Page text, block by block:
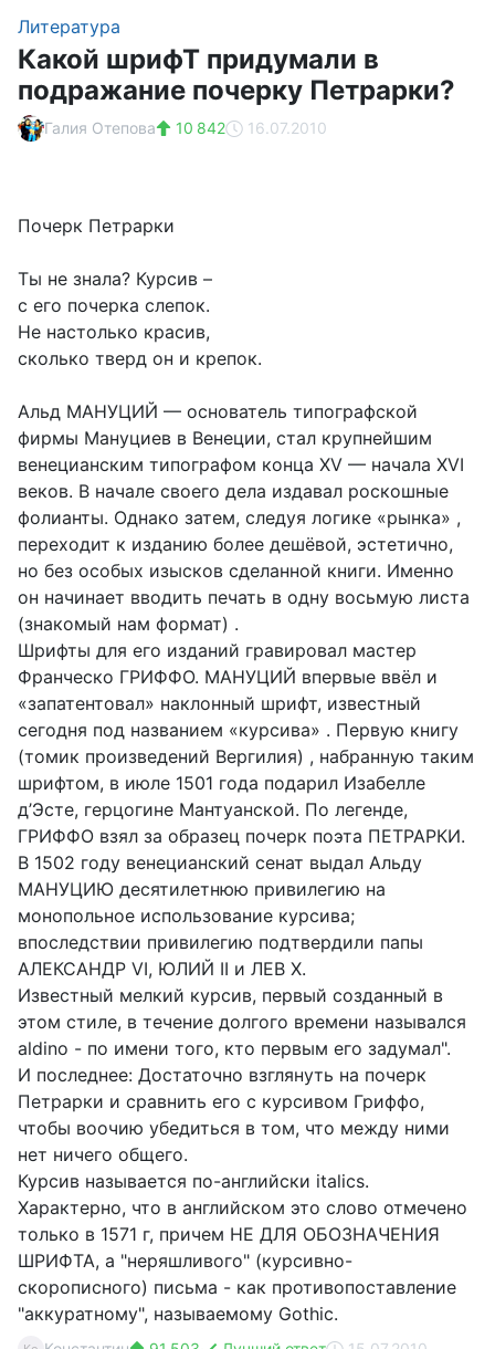
Литература
Какой шрифТ придумали в
подражание почерку Петрарки?
Галия Отепова 10 842 16.07.2010
Почерк Петрарки
Ты не знала? Курсив –
с его почерка слепок.
Не настолько красив,
сколько тверд он и крепок.
Альд МАНУЦИЙ — основатель типографской
фирмы Мануциев в Венеции, стал крупнейшим
венецианским типографом конца XV — начала XVI
веков. В начале своего дела издавал роскошные
фолианты. Однако затем, следуя логике «рынка» ,
переходит к изданию более дешёвой, эстетично,
но без особых изысков сделанной книги. Именно
он начинает вводить печать в одну восьмую листа
(знакомый нам формат) .
Шрифты для его изданий гравировал мастер
Франческо ГРИФФО. МАНУЦИЙ впервые ввёл и
«запатентовал» наклонный шрифт, известный
сегодня под названием «курсива» . Первую книгу
(томик произведений Вергилия) , набранную таким
шрифтом, в июле 1501 года подарил Изабелле
д’Эсте, герцогине Мантуанской. По легенде,
ГРИФФО взял за образец почерк поэта ПЕТРАРКИ.
В 1502 году венецианский сенат выдал Альду
МАНУЦИЮ десятилетнюю привилегию на
монопольное использование курсива;
впоследствии привилегию подтвердили папы
АЛЕКСАНДР VI, ЮЛИЙ II и ЛЕВ X.
Известный мелкий курсив, первый созданный в
этом стиле, в течение долгого времени назывался
aldino - по имени того, кто первым его задумал".
И последнее: Достаточно взглянуть на почерк
Петрарки и сравнить его с курсивом Гриффо,
чтобы воочию убедиться в том, что между ними
нет ничего общего.
Курсив называется по-английски italics.
Характерно, что в английском это слово отмечено
только в 1571 г, причем НЕ ДЛЯ ОБОЗНАЧЕНИЯ
ШРИФТА, а "неряшливого" (курсивно-
скорописного) письма - как противопоставление
"аккуратному", называемому Gothic.